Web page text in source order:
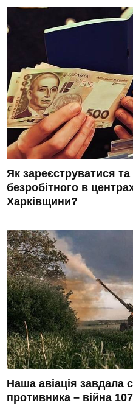
Як зареєструватися
безробітного в
Харківщини?
Наша авіація завдала
противника – війна